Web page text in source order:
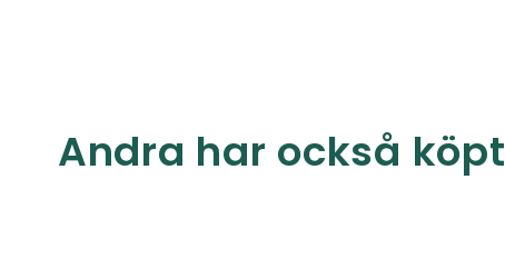
Andra har också köpt